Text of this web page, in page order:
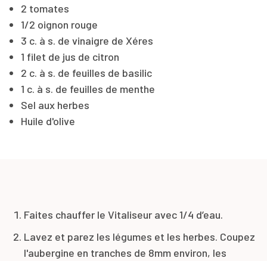
2 tomates
1/2 oignon rouge
3 c. à s. de vinaigre de Xéres
1 filet de jus de citron
2 c. à s. de feuilles de basilic
1 c. à s. de feuilles de menthe
Sel aux herbes
Huile d'olive
Faites chauffer le Vitaliseur avec 1/4 d’eau.
Lavez et parez les légumes et les herbes. Coupez
l'aubergine en tranches de 8mm environ, les